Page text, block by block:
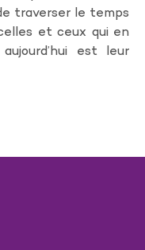
traverser le temps
et ceux qui en
est leur